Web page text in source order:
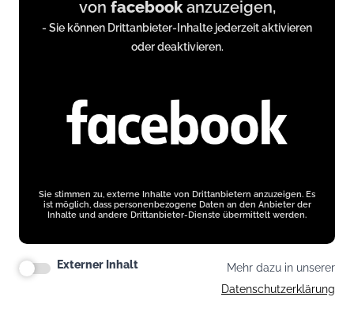
www.facebook.com
von facebookanzuzeigen,
- Sie können Drittanbieter-Inhalte jederzeit aktivieren
oder deaktivieren.
Sie stimmen zu, externe Inhalte von Drittanbietern anzuzeigen. Es
ist möglich, dass personenbezogene Daten an den Anbieter der
Inhalte und andere Drittanbieter-Dienste übermittelt werden.
Externer Inhalt
Mehr dazu in unserer
Datenschutzerklärung